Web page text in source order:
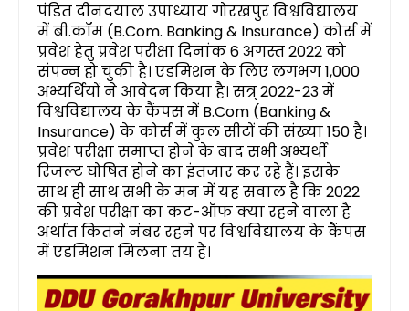
पंडित दीनदयाल उपाध्याय गोरखपुर विश्वविद्यालय
में बी.कॉम (B.Com. Banking & Insurance) कोर्स में
प्रवेश हेतु प्रवेश परीक्षा दिनांक 6 अगस्त 2022 को
संपन्न हो चुकी है। एडमिशन के लिए लगभग 1,000
अभ्यर्थियों ने आवेदन किया है। सत्र् 2022-23 में
विश्वविद्यालय के कैंपस में B.Com (Banking &
Insurance) के कोर्स में कुल सीटों की संख्या 150 है।
प्रवेश परीक्षा समाप्त होने के बाद सभी अभ्यर्थी
रिजल्ट घोषित होने का इंतजार कर रहे हैं। इसके
साथ ही साथ सभी के मन में यह सवाल है कि 2022
की प्रवेश परीक्षा का कट-ऑफ क्या रहने वाला है
अर्थात कितने नंबर रहने पर विश्वविद्यालय के कैंपस
में एडमिशन मिलना तय है।